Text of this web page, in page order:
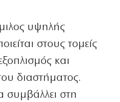
υψηλής
στους τομείς
και
διαστήματος.
συμβάλλει στη